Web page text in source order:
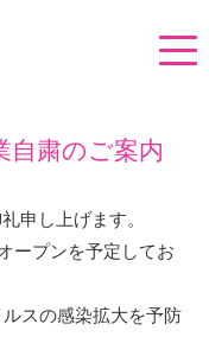
粛のご案内
自粛のご案内
申し上げます。
ープンを予定してお
スの感染拡大を予防